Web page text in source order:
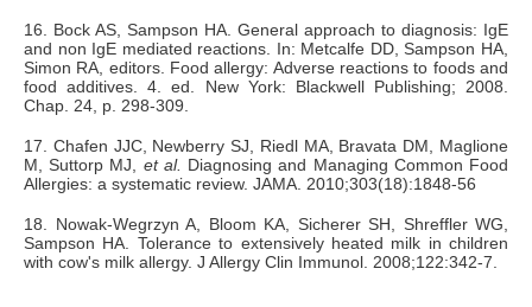
16. Bock AS, Sampson HA. General approach to diagnosis: IgE
and non IgE mediated reactions. In: Metcalfe DD, Sampson HA,
Simon RA, editors. Food allergy: Adverse reactions to foods and
food additives. 4. ed. New York: Blackwell Publishing; 2008.
Chap. 24, p. 298-309.
17. Chafen JJC, Newberry SJ, Riedl MA, Bravata DM, Maglione
M, Suttorp MJ, et al. Diagnosing and Managing Common Food
Allergies: a systematic review. JAMA. 2010;303(18):1848-56
18. Nowak-Wegrzyn A, Bloom KA, Sicherer SH, Shreffler WG,
Sampson HA. Tolerance to extensively heated milk in children
with cow's milk allergy. J Allergy Clin Immunol. 2008;122:342-7.